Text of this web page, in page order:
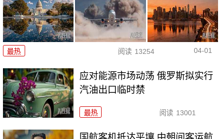
最热 阅读 13254 04-01
应对能源市场动荡 俄罗斯拟实行
汽油出口临时禁
最热 阅读 13001